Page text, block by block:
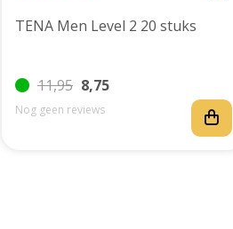
TENA Men Level 2 20 stuks
11,95 8,75
Nog geen reviews